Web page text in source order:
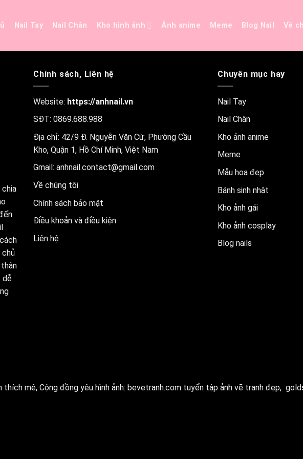
Nail Tay Nail Chân Kho hình ảnh Ảnh anime Meme Blog Nail Về
chủ
dễ
Chính sách, Liên hệ
Website: https://anhnail.vn
SĐT: 0869.688.988
Địa chỉ: 42/9 Đ. Nguyễn Văn Cừ, Phường Cầu
Kho, Quận 1, Hồ Chí Minh, Việt Nam
Gmail: anhnail.contact@gmail.com
Về chúng tôi
Chính sách bảo mật
Điều khoản và điều kiện
Liên hệ
Chuyên mục hay
Nail Tay
Nail Chân
Kho ảnh anime
Meme
Mẫu hoa đẹp
Bánh sinh nhật
Kho ảnh gái
Kho ảnh cosplay
Blog nails
mê, Cộng đồng yêu hình ảnh: bevetranh.com tuyển tập ảnh vẽ tranh đẹp,